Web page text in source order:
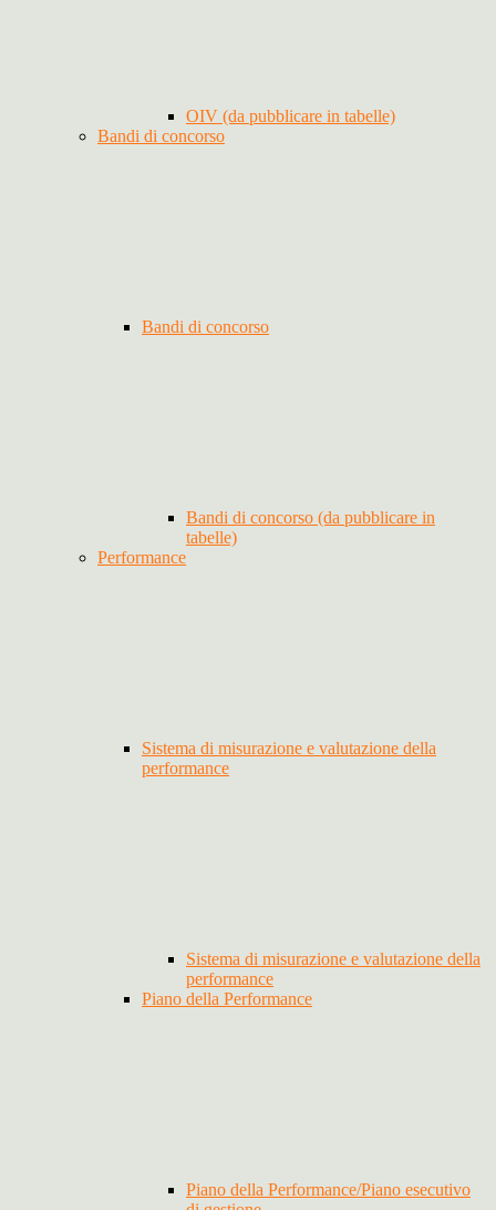
OIV (da pubblicare in tabelle)
Bandi di concorso
Bandi di concorso
Bandi di concorso (da pubblicare in
tabelle)
Performance
Sistema di misurazione e valutazione della
performance
Sistema di misurazione e valutazione della
performance
Piano della Performance
Piano della Performance/Piano esecutivo